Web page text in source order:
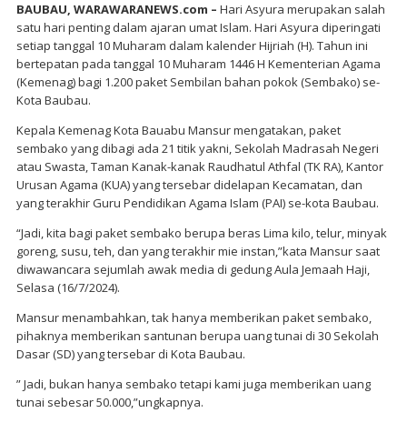
BAUBAU, WARAWARANEWS.com – Hari Asyura merupakan salah
satu hari penting dalam ajaran umat Islam. Hari Asyura diperingati
setiap tanggal 10 Muharam dalam kalender Hijriah (H). Tahun ini
bertepatan pada tanggal 10 Muharam 1446 H Kementerian Agama
(Kemenag) bagi 1.200 paket Sembilan bahan pokok (Sembako) se-
Kota Baubau.
Kepala Kemenag Kota Bauabu Mansur mengatakan, paket
sembako yang dibagi ada 21 titik yakni, Sekolah Madrasah Negeri
atau Swasta, Taman Kanak-kanak Raudhatul Athfal (TK RA), Kantor
Urusan Agama (KUA) yang tersebar didelapan Kecamatan, dan
yang terakhir Guru Pendidikan Agama Islam (PAI) se-kota Baubau.
“Jadi, kita bagi paket sembako berupa beras Lima kilo, telur, minyak
goreng, susu, teh, dan yang terakhir mie instan,”kata Mansur saat
diwawancara sejumlah awak media di gedung Aula Jemaah Haji,
Selasa (16/7/2024).
Mansur menambahkan, tak hanya memberikan paket sembako,
pihaknya memberikan santunan berupa uang tunai di 30 Sekolah
Dasar (SD) yang tersebar di Kota Baubau.
” Jadi, bukan hanya sembako tetapi kami juga memberikan uang
tunai sebesar 50.000,”ungkapnya.